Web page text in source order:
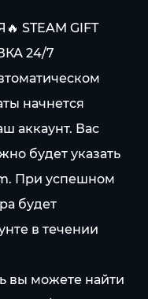
STEAM GIFT
24/7
начнется
аккаунт. Вас
будет указать
При успешном
будет
в течении
вы можете найти